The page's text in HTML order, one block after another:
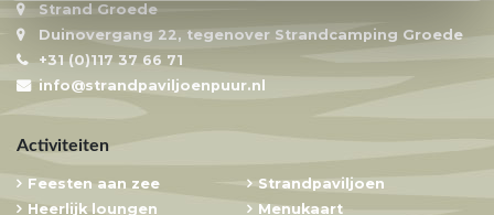
Strand Groede
Duinovergang 22, tegenover Strandcamping Groede
+31 (0)117 37 66 71
info@strandpaviljoenpuur.nl
Activiteiten
Feesten aan zee
Heerlijk loungen
Strandpaviljoen
Menukaart